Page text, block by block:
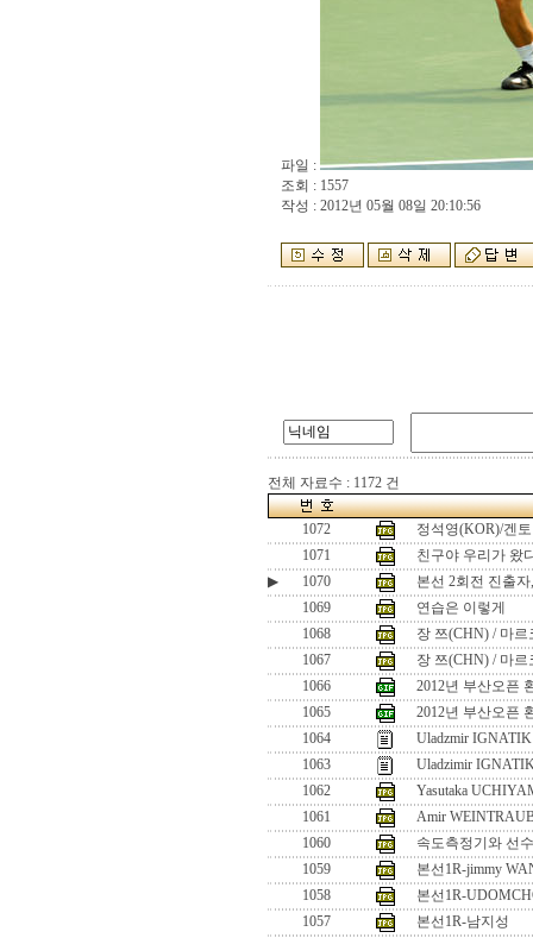
파일 :
조회 : 1557
작성 : 2012년 05월 08일 20:10:56
전체 자료수 : 1172 건
1072
정석영(KOR)/겐
1071
친구야 우리가 왔
▶
1070
본선 2회전 진출
1069
연습은 이렇게
1068
장 쯔(CHN) / 마
1067
장 쯔(CHN) / 마
1066
2012년 부산오픈
1065
2012년 부산오픈
1064
Uladzmir
1063
Uladzimir
1062
Yasutaka
1061
Amir
1060
속도측정기와 선
1059
본선1R-jimmy
1058
본선1R-
1057
본선1R-남지성